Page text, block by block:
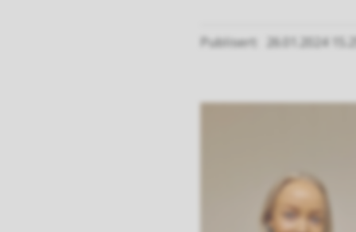
Publisert 26.01.2024 15.25